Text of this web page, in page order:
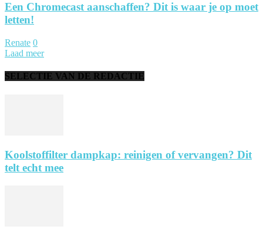
Een Chromecast aanschaffen? Dit is waar je op moet
letten!
Renate 0
Laad meer
SELECTIE VAN DE REDACTIE
Koolstoffilter dampkap: reinigen of vervangen? Dit
telt echt mee